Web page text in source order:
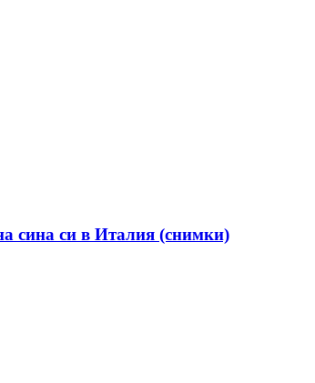
сина си в Италия (снимки)